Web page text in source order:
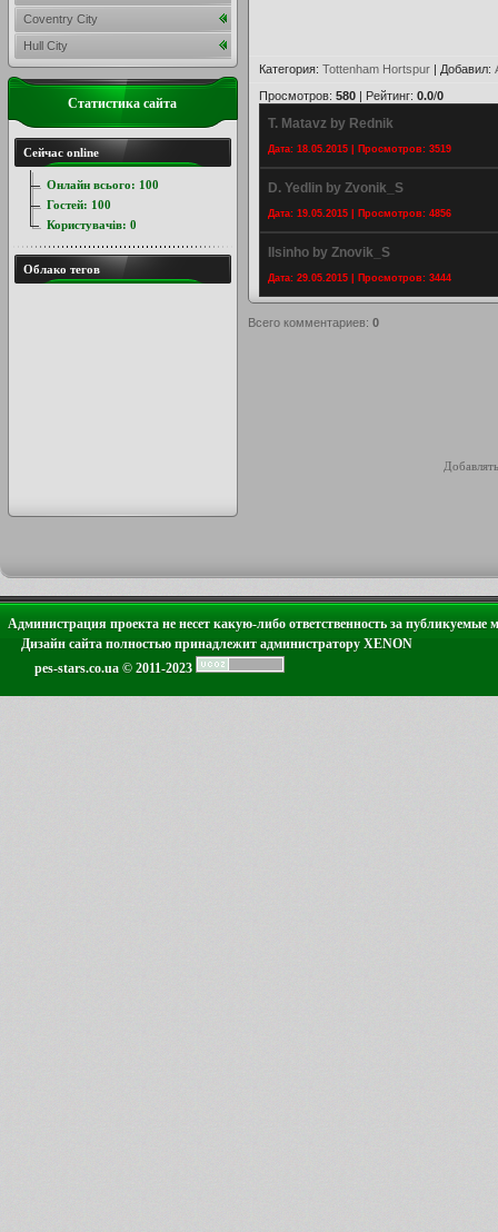
Категория: Tottenham Hortspur | Добавил:
Просмотров: 580 | Рейтинг: 0.0/0
T. Matavz by Rednik
Дата: 18.05.2015 | Просмотров: 3519
D. Yedlin by Zvonik_S
Дата: 19.05.2015 | Просмотров: 4856
Ilsinho by Znovik_S
Дата: 29.05.2015 | Просмотров: 3444
Всего комментариев: 0
Coventry City
Hull City
Статистика сайта
Сейчас online
Онлайн всього: 100
Гостей: 100
Користувачів: 0
Облако тегов
Администрация проекта не несет какую-либо ответственность за публикуемые
Дизайн сайта полностью принадлежит администратору XENON
pes-stars.co.ua © 2011-2023